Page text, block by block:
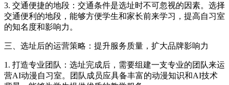
3. 交通便捷的地段：交通条件是选址时不可忽视的因素。选择
交通便利的地段，能够方便学生和家长前来学习，提高自习室
的知名度和影响力。
三、选址后的运营策略：提升服务质量，扩大品牌影响力
1. 打造专业团队：选址完成后，需要组建一支专业的团队来运
营AI动漫自习室。团队成员应具备丰富的动漫知识和AI技术